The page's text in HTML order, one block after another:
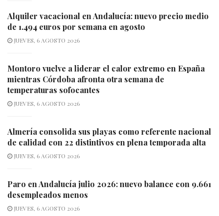
Alquiler vacacional en Andalucía: nuevo precio medio
de 1.494 euros por semana en agosto
JUEVES, 6 AGOSTO 2026
Montoro vuelve a liderar el calor extremo en España
mientras Córdoba afronta otra semana de
temperaturas sofocantes
JUEVES, 6 AGOSTO 2026
Almería consolida sus playas como referente nacional
de calidad con 22 distintivos en plena temporada alta
JUEVES, 6 AGOSTO 2026
Paro en Andalucía julio 2026: nuevo balance con 9.661
desempleados menos
JUEVES, 6 AGOSTO 2026